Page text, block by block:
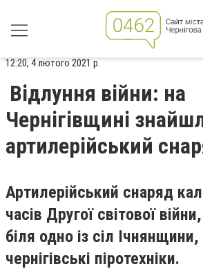
12:20, 4 лютого 2021 р.
Відлуння війни: на
Чернігівщині
артилерійський
Артилерійський снаряд
часів Другої світової
біля одно із сіл Ічнянщини,
чернігівські піротехніки.